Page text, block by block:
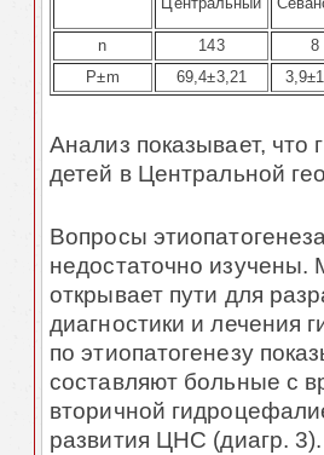
n 143
8
P±m 69,4±3,21 3,9±
Анализ показывает, что
детей в Центральной
Вопросы
недостаточно изучены.
открывает пути для
диагностики и лечения
по этиопатогенезу
составляют больные с
вторичной
развития ЦНС (диагр. 3).